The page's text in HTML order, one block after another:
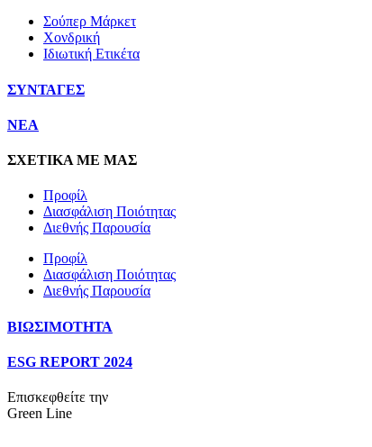
Σούπερ Μάρκετ
Χονδρική
Ιδιωτική Ετικέτα
ΣΥΝΤΑΓΕΣ
NEA
ΣΧΕΤΙΚΑ ΜΕ ΜΑΣ
Προφίλ
Διασφάλιση Ποιότητας
Διεθνής Παρουσία
Προφίλ
Διασφάλιση Ποιότητας
Διεθνής Παρουσία
ΒΙΩΣΙΜΟΤΗΤΑ
ESG REPORT 2024
Επισκεφθείτε την
Green Line